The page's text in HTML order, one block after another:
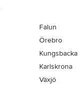
Falun
Örebro
Kungsbacka
Karlskrona
Växjö